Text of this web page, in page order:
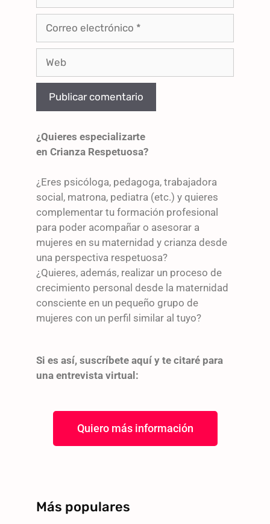
¿Quieres especializarte
en Crianza Respetuosa?
¿Eres psicóloga, pedagoga, trabajadora
social, matrona, pediatra (etc.) y quieres
complementar tu formación profesional
para poder acompañar o asesorar a
mujeres en su maternidad y crianza desde
una perspectiva respetuosa?
¿Quieres, además, realizar un proceso de
crecimiento personal desde la maternidad
consciente en un pequeño grupo de
mujeres con un perfil similar al tuyo?
Si es así, suscríbete aquí y te citaré para
una entrevista virtual:
Quiero más información
Más populares